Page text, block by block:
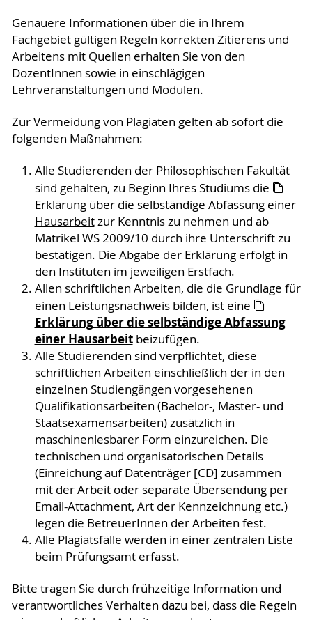
Genauere Informationen über die in Ihrem
Fachgebiet gültigen Regeln korrekten Zitierens und
Arbeitens mit Quellen erhalten Sie von den
DozentInnen sowie in einschlägigen
Lehrveranstaltungen und Modulen.
Zur Vermeidung von Plagiaten gelten ab sofort die
folgenden Maßnahmen:
Alle Studierenden der Philosophischen Fakultät
sind gehalten, zu Beginn Ihres Studiums die
Erklärung über die selbständige Abfassung einer
Hausarbeitzur Kenntnis zu nehmen und ab
Matrikel WS 2009/10 durch ihre Unterschrift zu
bestätigen. Die Abgabe der Erklärung erfolgt in
den Instituten im jeweiligen Erstfach.
Allen schriftlichen Arbeiten, die die Grundlage für
einen Leistungsnachweis bilden, ist eine
Erklärung über die selbständige Abfassung
einer Hausarbeitbeizufügen.
Alle Studierenden sind verpflichtet, diese
schriftlichen Arbeiten einschließlich der in den
einzelnen Studiengängen vorgesehenen
Qualifikationsarbeiten (Bachelor-, Master- und
Staatsexamensarbeiten) zusätzlich in
maschinenlesbarer Form einzureichen. Die
technischen und organisatorischen Details
(Einreichung auf Datenträger [CD] zusammen
mit der Arbeit oder separate Übersendung per
Email-Attachment, Art der Kennzeichnung etc.)
legen die BetreuerInnen der Arbeiten fest.
Alle Plagiatsfälle werden in einer zentralen Liste
beim Prüfungsamt erfasst.
Bitte tragen Sie durch frühzeitige Information und
verantwortliches Verhalten dazu bei, dass die Regeln